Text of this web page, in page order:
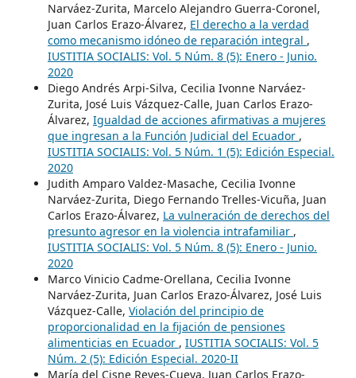
Narváez-Zurita, Marcelo Alejandro Guerra-Coronel,
Juan Carlos Erazo-Álvarez, El derecho a la verdad
como mecanismo idóneo de reparación integral ,
IUSTITIA SOCIALIS: Vol. 5 Núm. 8 (5): Enero - Junio.
2020
Diego Andrés Arpi-Silva, Cecilia Ivonne Narváez-
Zurita, José Luis Vázquez-Calle, Juan Carlos Erazo-
Álvarez, Igualdad de acciones afirmativas a mujeres
que ingresan a la Función Judicial del Ecuador ,
IUSTITIA SOCIALIS: Vol. 5 Núm. 1 (5): Edición Especial.
2020
Judith Amparo Valdez-Masache, Cecilia Ivonne
Narváez-Zurita, Diego Fernando Trelles-Vicuña, Juan
Carlos Erazo-Álvarez, La vulneración de derechos del
presunto agresor en la violencia intrafamiliar ,
IUSTITIA SOCIALIS: Vol. 5 Núm. 8 (5): Enero - Junio.
2020
Marco Vinicio Cadme-Orellana, Cecilia Ivonne
Narváez-Zurita, Juan Carlos Erazo-Álvarez, José Luis
Vázquez-Calle, Violación del principio de
proporcionalidad en la fijación de pensiones
alimenticias en Ecuador , IUSTITIA SOCIALIS: Vol. 5
Núm. 2 (5): Edición Especial. 2020-II
María del Cisne Reyes-Cueva, Juan Carlos Erazo-